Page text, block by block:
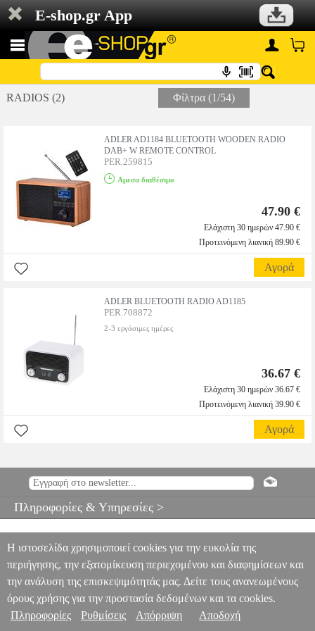
E-shop.gr App
RADIOS (2) Φίλτρα (1/54)
ADLER AD1184 BLUETOOTH WOODEN RADIO
DAB+ W REMOTE CONTROL
PER.259815
Αμεσα διαθέσιμο
47.90 €
Ελάχιστη 30 ημερών 47.90 €
Προτεινόμενη λιανική 89.90 €
Αγορά
ADLER BLUETOOTH RADIO AD1185
PER.708872
2-3 εργάσιμες ημέρες
36.67 €
Ελάχιστη 30 ημερών 36.67 €
Προτεινόμενη λιανική 39.90 €
Αγορά
Πληροφορίες & Υπηρεσίες >
Η ιστοσελίδα χρησιμοποιεί cookies για την ευκολία της
περιήγησης, την εξατομίκευση περιεχομένου και διαφημίσεων και
την ανάλυση της επισκεψιμότητάς μας. Δείτε τους ανανεωμένους
όρους χρήσης για την προστασία δεδομένων και τα cookies.
Πληροφορίες
Ρυθμίσεις Απόρριψη Αποδοχή